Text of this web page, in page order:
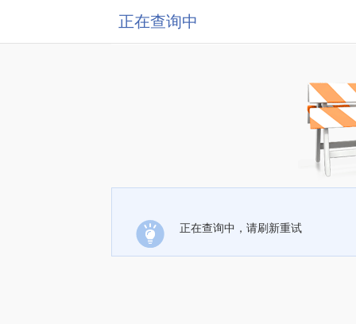
正在查询中
正在查询中，请刷新重试